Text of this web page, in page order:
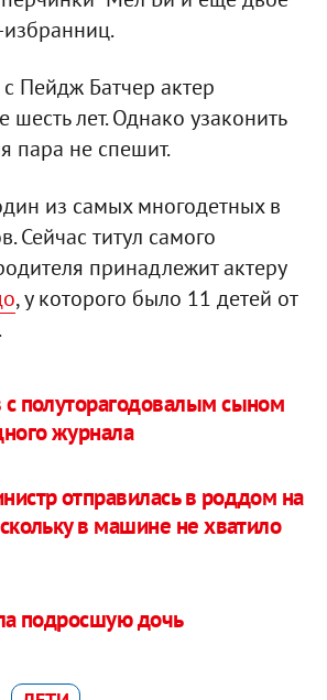
избранниц.
Пейдж Батчер актер
шесть лет. Однако узаконить
пара не спешит.
из самых многодетных в
Сейчас титул самого
принадлежит актеру
, у которого было 11 детей от
полуторагодовалым сыном
журнала
отправилась в роддом на
в машине не хватило
подросшую дочь